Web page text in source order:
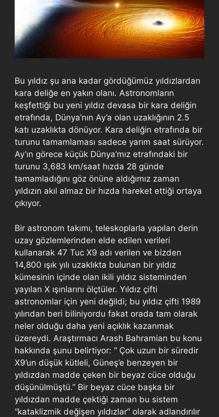
Bu yıldız şu ana kadar gördüğümüz yıldızlardan
kara deliğe en yakın olanı. Astronomların
keşfettiği bu yeni yıldız devasa bir kara deliğin
etrafında, Dünya’nın Ay’a olan uzaklığının 2.5
katı uzaklıkta dönüyor. Kara deliğin etrafında bir
turunu tamamlaması sadece yarım saat sürüyor.
Ay’ın görece küçük Dünya’mız etrafındaki bir
turunu 3,683 km/saat hızda 28 günde
tamamladığını göz önüne aldığımız zaman
yıldızın akıl almaz bir hızda hareket ettiği ortaya
çıkıyor.
Bir astronom takımı, teleskoplarla yapılan derin
uzay gözlemlerinden elde edilen verileri
kullanarak 47 Tuc X9 adı verilen ve bizden
14,800 ışık yılı uzaklıkta bulunan bir yıldız
kümesinin içinde olan ikili yıldız sisteminden
yayılan X ışınlarını ölçtüler. Yıldız çifti
astronomlar için yeni değildi; bu yıldız çifti 1989
yılından beri biliniyordu fakat orada tam olarak
neler olduğu daha yeni açıklık kazanmak
üzereydi. Araştırmacı Arash Bahramian bu konu
hakkında şunu belirtiyor: “ Çok uzun bir süredir
X9’un düşük kütleli, Güneş’e benzeyen bir
yıldızdan madde çeken bir beyaz cüce olduğu
düşünülmüştü.” Bir beyaz cüce başka bir
yıldızdan madde çektiği zaman bu sistem
“kataklizmik değişen yıldızlar” olarak adlandırılır